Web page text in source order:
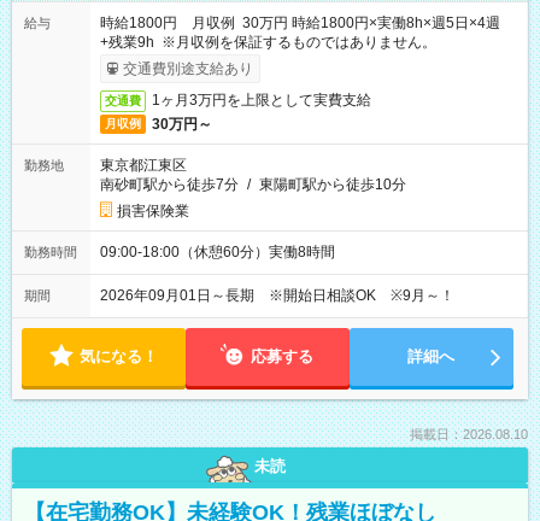
給与
時給1800円 月収例 30万円 時給1800円×実働8h×週5日×4週
+残業9h ※月収例を保証するものではありません。
交通費別途支給あり
交通費 1ヶ月3万円を上限として実費支給
月収例 30万円～
勤務地
東京都江東区
南砂町駅から徒歩7分 / 東陽町駅から徒歩10分
損害保険業
勤務時間 09:00-18:00（休憩60分）実働8時間
期間 2026年09月01日～長期 ※開始日相談OK ※9月～！
気になる！ 応募する 詳細へ
掲載日：2026.08.10
未読
【在宅勤務OK】未経験OK！残業ほぼなし